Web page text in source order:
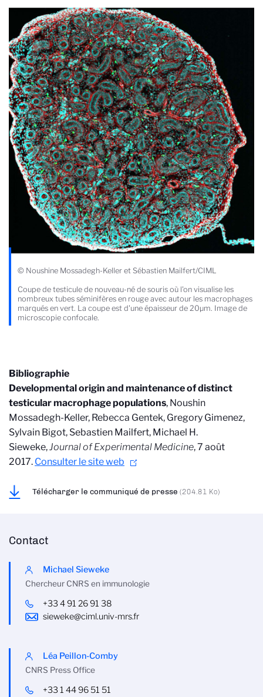
© Noushine Mossadegh-Keller et Sébastien Mailfert/CIML
Coupe de testicule de nouveau-né de souris où l'on visualise les
nombreux tubes séminifères en rouge avec autour les macrophages
marqués en vert. La coupe est d'une épaisseur de 20µm. Image de
microscopie confocale.
Bibliographie
Developmental origin and maintenance of distinct
testicular macrophage populations, Noushin
Mossadegh-Keller, Rebecca Gentek, Gregory Gimenez,
Sylvain Bigot, Sebastien Mailfert, Michael H.
Sieweke,Journal of Experimental Medicine, 7 août
2017. Consulter le site web
Télécharger le communiqué de presse (204.81 Ko)
Contact
Michael Sieweke
Chercheur CNRS en immunologie
+33 4 91 26 91 38
sieweke@ciml.univ-mrs.fr
Léa Peillon-Comby
CNRS Press Office
+33 1 44 96 51 51